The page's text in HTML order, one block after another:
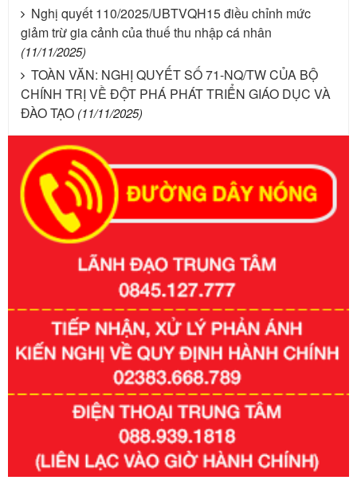
Nghị quyết 110/2025/UBTVQH15 điều chỉnh mức
giảm trừ gia cảnh của thuế thu nhập cá nhân
(11/11/2025)
TOÀN VĂN: NGHỊ QUYẾT SỐ 71-NQ/TW CỦA BỘ
CHÍNH TRỊ VỀ ĐỘT PHÁ PHÁT TRIỂN GIÁO DỤC VÀ
ĐÀO TẠO (11/11/2025)
Số kí hiệu:351/2025/NĐ-CP
Tên: Nghị định số 351/2025/NĐ-CP của Chính phủ: Quy
định chuẩn nghèo đa chiều quốc gia giai đoạn 2026 - 2030
Ngày ban hành: 29/12/2026
Số kí hiệu:3014/QĐ-UBND
Tên: Quyết định về việc công bố danh mục thủ tục hành